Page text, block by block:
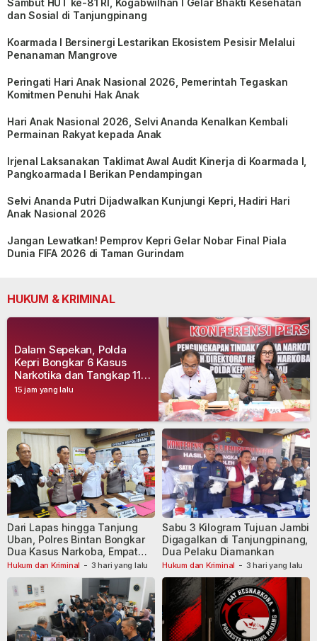
dan Sosial di Tanjungpinang
Koarmada I Bersinergi Lestarikan Ekosistem Pesisir Melalui
Penanaman Mangrove
Peringati Hari Anak Nasional 2026, Pemerintah Tegaskan
Komitmen Penuhi Hak Anak
Hari Anak Nasional 2026, Selvi Ananda Kenalkan Kembali
Permainan Rakyat kepada Anak
Irjenal Laksanakan Taklimat Awal Audit Kinerja di Koarmada I,
Pangkoarmada I Berikan Pendampingan
Selvi Ananda Putri Dijadwalkan Kunjungi Kepri, Hadiri Hari
Anak Nasional 2026
Jangan Lewatkan! Pemprov Kepri Gelar Nobar Final Piala
Dunia FIFA 2026 di Taman Gurindam
HUKUM & KRIMINAL
15 jam yang lalu
Dalam Sepekan, Polda
Kepri Bongkar 6 Kasus
Narkotika dan Tangkap 11
Tersangka
Hukum dan Kriminal - 3 hari yang lalu
Dari Lapas hingga Tanjung
Uban, Polres Bintan Bongkar
Dua Kasus Narkoba, Empat
Tersangka Dibekuk
Hukum dan Kriminal - 3 hari yang lalu
Sabu 3 Kilogram Tujuan Jambi
Digagalkan di Tanjungpinang,
Dua Pelaku Diamankan